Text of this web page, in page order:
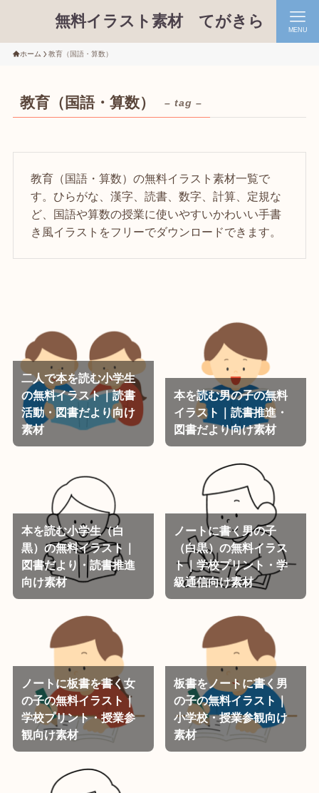
無料イラスト素材 てがきら MENU
ホーム 教育（国語・算数）
教育（国語・算数） – tag –
教育（国語・算数）の無料イラスト素材一覧で
す。ひらがな、漢字、読書、数字、計算、定規な
ど、国語や算数の授業に使いやすいかわいい手書
き風イラストをフリーでダウンロードできます。
二人で本を読む小学生
の無料イラスト｜読書
活動・図書だより向け
素材
本を読む男の子の無料
イラスト｜読書推進・
図書だより向け素材
本を読む小学生（白
黒）の無料イラスト｜
図書だより・読書推進
向け素材
ノートに書く男の子
（白黒）の無料イラス
ト｜学校プリント・学
級通信向け素材
ノートに板書を書く女
の子の無料イラスト｜
学校プリント・授業参
観向け素材
板書をノートに書く男
の子の無料イラスト｜
小学校・授業参観向け
素材